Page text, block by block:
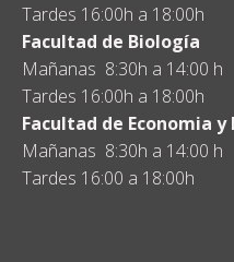
Tardes 16:00h a 18:00h
Facultad de Biología
Mañanas 8:30h a 14:00 h
Tardes 16:00h a 18:00h
Facultad de Economia y
Mañanas 8:30h a 14:00 h
Tardes 16:00 a 18:00h